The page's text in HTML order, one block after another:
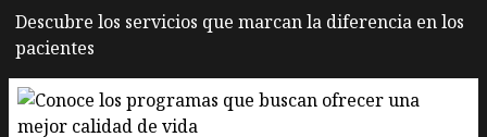
Descubre los servicios que marcan la diferencia en los
pacientes